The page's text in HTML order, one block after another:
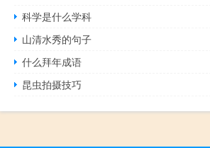
科学是什么学科
山清水秀的句子
什么拜年成语
昆虫拍摄技巧